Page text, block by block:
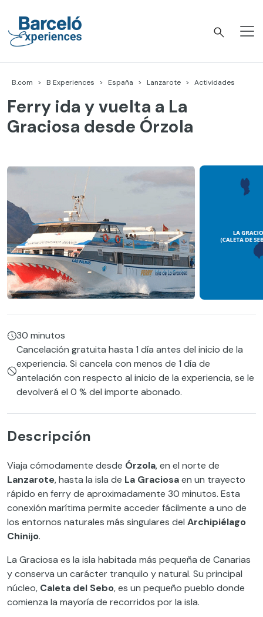
content
B.com B Experiences España Lanzarote Actividades
Ferry ida y vuelta a La
Graciosa desde Órzola
30 minutos
Cancelación gratuita hasta 1 día antes del inicio de la
experiencia. Si cancela con menos de 1 día de
antelación con respecto al inicio de la experiencia, se le
devolverá el 0 % del importe abonado.
Descripción
Viaja cómodamente desde Órzola, en el norte de
Lanzarote, hasta la isla de La Graciosaen un trayecto
rápido en ferry de aproximadamente 30 minutos. Esta
conexión marítima permite acceder fácilmente a uno de
los entornos naturales más singulares del Archipiélago
Chinijo.
La Graciosa es la isla habitada más pequeña de Canarias
y conserva un carácter tranquilo y natural. Su principal
núcleo, Caleta del Sebo, es un pequeño pueblo donde
comienza la mayoría de recorridos por la isla.